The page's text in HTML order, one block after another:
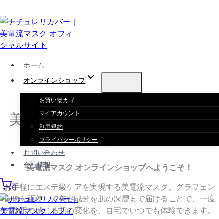
Skip
to
content
ホーム
オンラインショップ
お買い物カゴ
マイアカウント
利用規約
プライバシーポリシー
お問い合わせ
会社情報
0
美電流マスク オンラインショッ
美電流マスク オンラインショップへようこそ！
お手軽にエステ級ケアを実現する美電流マスク。グラフェン
技術を駆使して美容成分を肌の深層まで届けることで、一度
の使用で感じる肌の変化を、自宅でいつでも体験できます。